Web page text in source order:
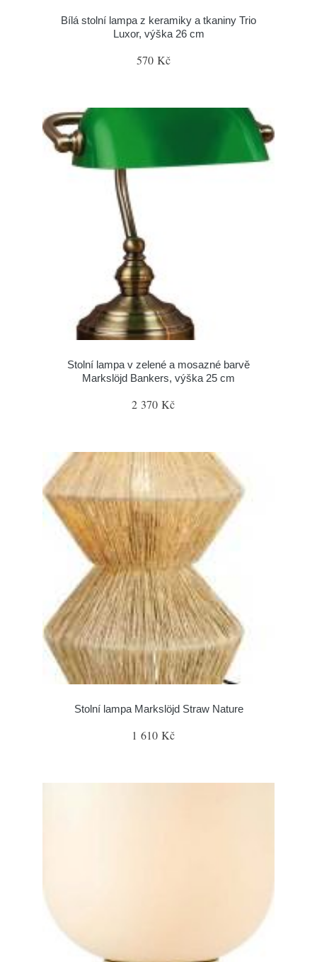
Bílá stolní lampa z keramiky a tkaniny Trio
Luxor, výška 26 cm
570 Kč
Stolní lampa v zelené a mosazné barvě
Markslöjd Bankers, výška 25 cm
2 370 Kč
Stolní lampa Markslöjd Straw Nature
1 610 Kč